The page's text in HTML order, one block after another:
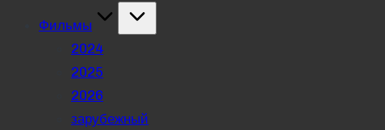
Фильмы
2024
2025
2026
зарубежный